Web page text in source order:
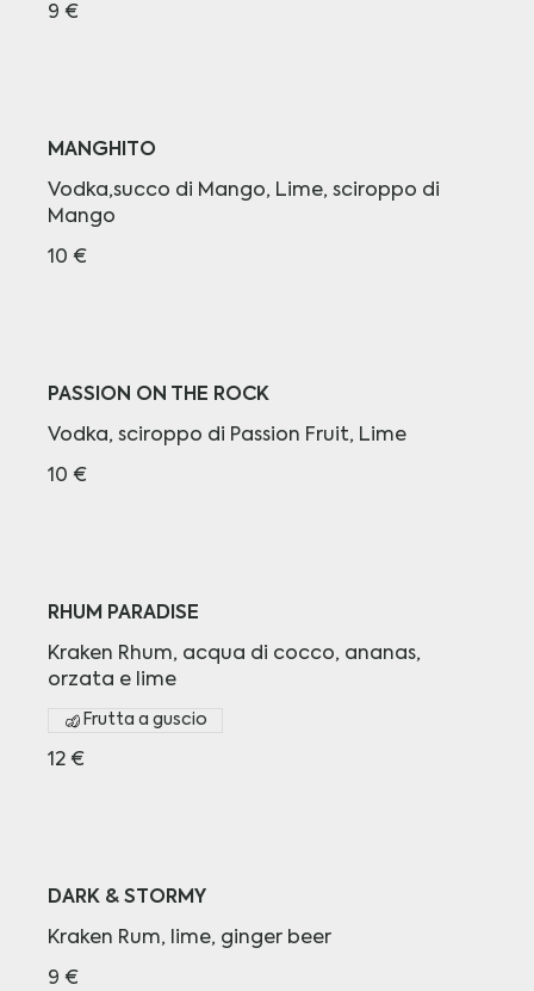
9 €
MANGHITO
Vodka,succo di Mango, Lime, sciroppo di
Mango
10 €
PASSION ON THE ROCK
Vodka, sciroppo di Passion Fruit, Lime
10 €
RHUM PARADISE
Kraken Rhum, acqua di cocco, ananas,
orzata e lime
12 €
Frutta a guscio
DARK & STORMY
Kraken Rum, lime, ginger beer
9 €